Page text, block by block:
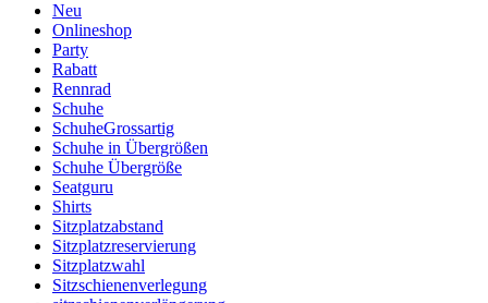
Neu
Onlineshop
Party
Rabatt
Rennrad
Schuhe
SchuheGrossartig
Schuhe in Übergrößen
Schuhe Übergröße
Seatguru
Shirts
Sitzplatzabstand
Sitzplatzreservierung
Sitzplatzwahl
Sitzschienenverlegung